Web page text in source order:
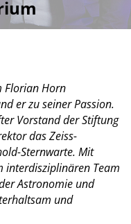
Florian Horn
er zu seiner Passion.
Vorstand der Stiftung
das Zeiss-
Sternwarte. Mit
interdisziplinären Team
Astronomie und
und